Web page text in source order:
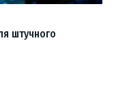
штучного